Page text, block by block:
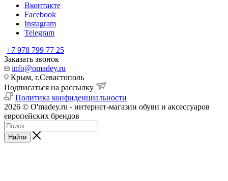
Вконтакте
Facebook
Instagram
Telegram
+7 978 799 77 25
Заказать звонок
info@omadey.ru
Крым, г.Севастополь
Подписаться на рассылку
Политика конфиденциальности
2026 © O'madey.ru - интернет-магазин обуви и аксессуаров
европейских брендов
Найти